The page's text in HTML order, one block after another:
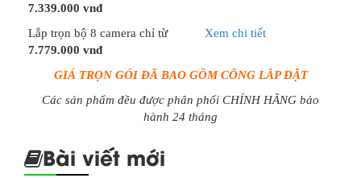
7.339.000 vnđ
Lắp trọn bộ 8 camera chỉ từ
7.779.000 vnđ
Xem chi tiết
GIÁ TRỌN GÓI ĐÃ BAO GỒM CÔNG LẮP ĐẶT
Các sản phẩm đều được phân phối CHÍNH HÃNG bảo
hành 24 tháng
Bài viết mới